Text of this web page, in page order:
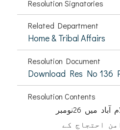
Resolution Signatories
Related Department
Home & Tribal Affairs
Resolution Document
Download Res No 136
Resolution Contents
ہر گاہ کہ اسلام آباد میں 26نومبر
امن احتجاج کے